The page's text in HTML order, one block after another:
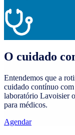
O cuidado
Entendemos que a
cuidado contínuo
laboratório Lavoisier
para médicos.
Agendar